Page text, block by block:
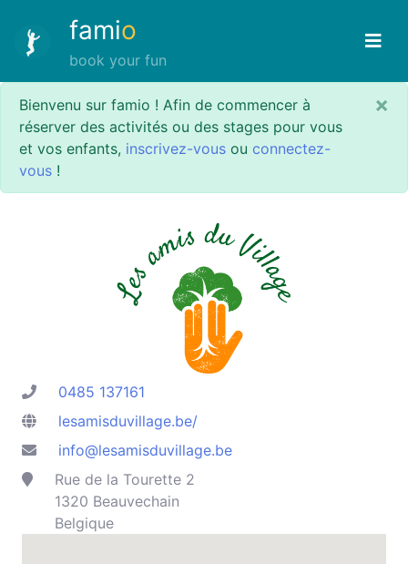
famio
book your fun
Bienvenu sur famio ! Afin de commencer à
réserver des activités ou des stages pour vous
et vos enfants, inscrivez-vous ou connectez-
vous !
×
0485 137161
lesamisduvillage.be/
info@lesamisduvillage.be
Rue de la Tourette 2
1320 Beauvechain
Belgique